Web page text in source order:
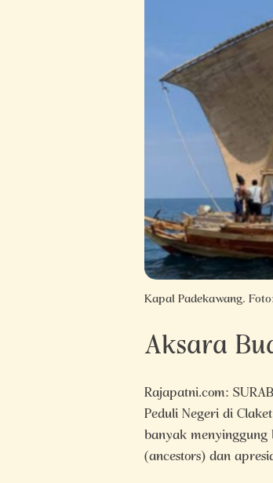
Kapal Padekawang.
Aksara
Rajapatni.com:
Peduli Negeri di
banyak
(ancestors) dan